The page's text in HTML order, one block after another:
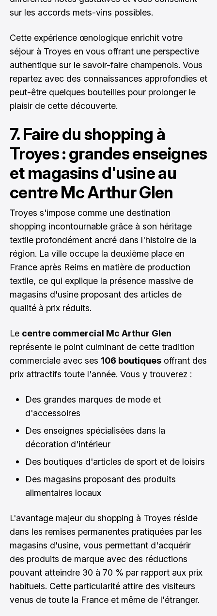
sur les accords mets-vins possibles.
Cette expérience œnologique enrichit votre
séjour à Troyes en vous offrant une perspective
authentique sur le savoir-faire champenois. Vous
repartez avec des connaissances approfondies et
peut-être quelques bouteilles pour prolonger le
plaisir de cette découverte.
7. Faire du shopping à
Troyes : grandes enseignes
et magasins d'usine au
centre Mc Arthur Glen
Troyes s'impose comme une destination
shopping incontournable grâce à son héritage
textile profondément ancré dans l'histoire de la
région. La ville occupe la deuxième place en
France après Reims en matière de production
textile, ce qui explique la présence massive de
magasins d'usine proposant des articles de
qualité à prix réduits.
Le centre commercial Mc Arthur Glen
représente le point culminant de cette tradition
commerciale avec ses 106 boutiques offrant des
prix attractifs toute l'année. Vous y trouverez :
Des grandes marques de mode et
d'accessoires
Des enseignes spécialisées dans la
décoration d'intérieur
Des boutiques d'articles de sport et de loisirs
Des magasins proposant des produits
alimentaires locaux
L'avantage majeur du shopping à Troyes réside
dans les remises permanentes pratiquées par les
magasins d'usine, vous permettant d'acquérir
des produits de marque avec des réductions
pouvant atteindre 30 à 70 % par rapport aux prix
habituels. Cette particularité attire des visiteurs
venus de toute la France et même de l'étranger.